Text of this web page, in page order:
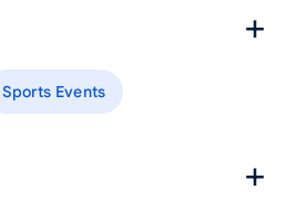
Sports Events